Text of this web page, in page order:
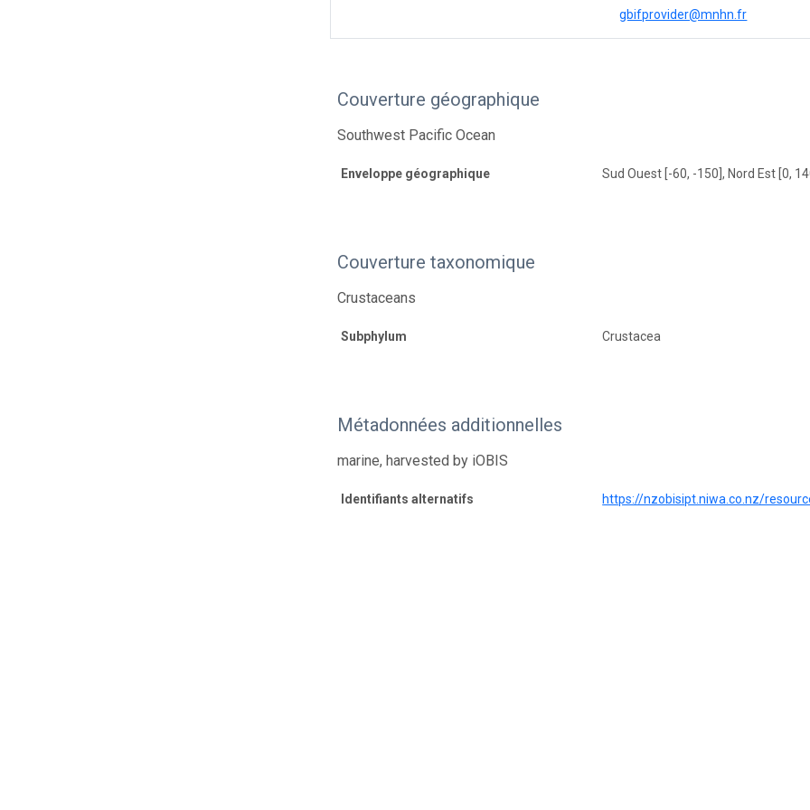
gbifprovider@mnhn.fr
Couverture géographique
Southwest Pacific Ocean
Enveloppe géographique Sud Ouest [-60, -150], Nord Est [0,
Couverture taxonomique
Crustaceans
Subphylum Crustacea
Métadonnées additionnelles
marine, harvested by iOBIS
Identifiants alternatifs https://nzobisipt.niwa.co.nz/